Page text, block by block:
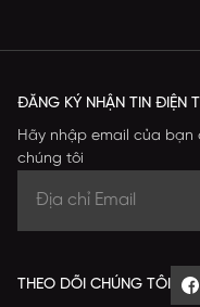
ĐĂNG KÝ NHẬN TIN ĐIỆN
Hãy nhập email của
chúng tôi
THEO DÕI CHÚNG TÔI